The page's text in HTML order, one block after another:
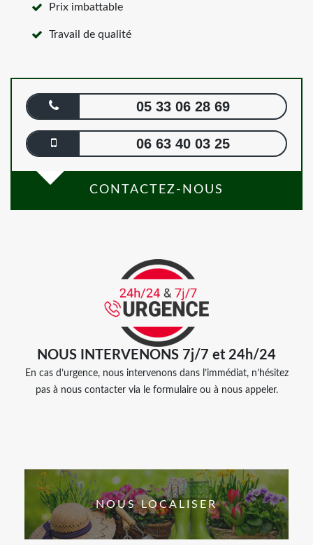
Prix imbattable
Travail de qualité
05 33 06 28 69
06 63 40 03 25
CONTACTEZ-NOUS
NOUS INTERVENONS 7j/7 et 24h/24
En cas d’urgence, nous intervenons dans l’immédiat, n’hésitez
pas à nous contacter via le formulaire ou à nous appeler.
NOUS LOCALISER